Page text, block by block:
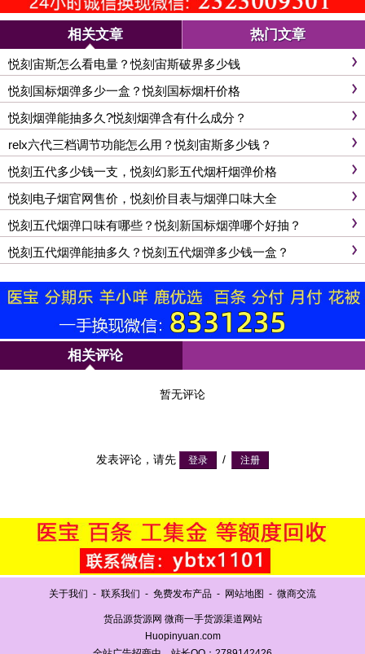
相关文章 热门文章
悦刻宙斯怎么看电量？悦刻宙斯破界多少钱
悦刻国标烟弹多少一盒？悦刻国标烟杆价格
悦刻烟弹能抽多久?悦刻烟弹含有什么成分？
relx六代三档调节功能怎么用？悦刻宙斯多少钱？
悦刻五代多少钱一支，悦刻幻影五代烟杆烟弹价格
悦刻电子烟官网售价，悦刻价目表与烟弹口味大全
悦刻五代烟弹口味有哪些？悦刻新国标烟弹哪个好抽？
悦刻五代烟弹能抽多久？悦刻五代烟弹多少钱一盒？
相关评论
暂无评论
发表评论，请先 /
关于我们 - 联系我们 - 免费发布产品 - 网站地图 - 微商交流
货品源货源网 微商一手货源渠道网站
Huopinyuan.com